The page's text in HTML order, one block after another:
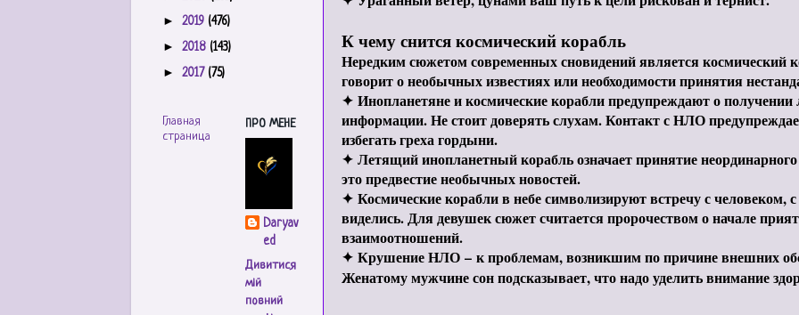
К чему снится космический корабль
Нередким сюжетом современных сновидений является космический
говорит о необычных известиях или необходимости принятия
✦ Инопланетяне и космические корабли предупреждают о
информации. Не стоит доверять слухам. Контакт с НЛО
избегать греха гордыни.
✦ Летящий инопланетный корабль означает принятие
это предвестие необычных новостей.
✦ Космические корабли в небе символизируют встречу с человеком,
виделись. Для девушек сюжет считается пророчеством о начале
взаимоотношений.
✦ Крушение НЛО – к проблемам, возникшим по причине внешних
Женатому мужчине сон подсказывает, что надо уделить внимание
► 2019 (476)
► 2018 (143)
► 2017 (75)
Главная
страница
ПРО МЕНЕ
Daryav
ed
Дивитися
мій
повний